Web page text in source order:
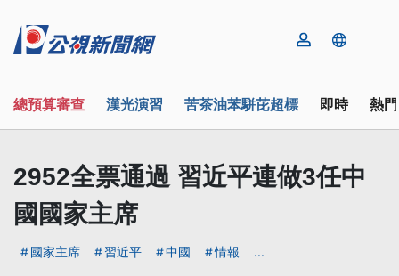
總預算審查 漢光演習 苦茶油苯駢芘超標 即時 熱
2952全票通過 習近平連做3任中
國國家主席
國家主席 習近平 中國 情報 ...